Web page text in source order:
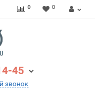
0 0
45
звонок